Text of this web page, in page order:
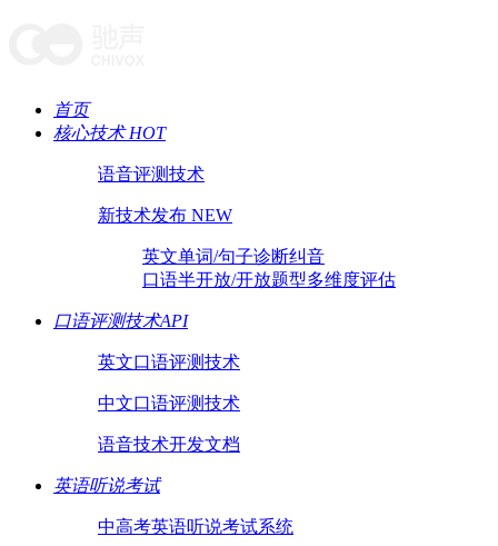
首页
核心技术 HOT
语音评测技术
新技术发布 NEW
英文单词/句子诊断纠音
口语半开放/开放题型多维度评估
口语评测技术API
英文口语评测技术
中文口语评测技术
语音技术开发文档
英语听说考试
中高考英语听说考试系统